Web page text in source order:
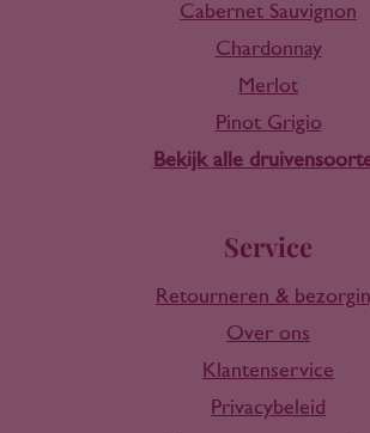
Cabernet Sauvignon
Chardonnay
Merlot
Pinot Grigio
Bekijk alle
Service
Retourneren &
Over ons
Klantenservice
Privacybeleid